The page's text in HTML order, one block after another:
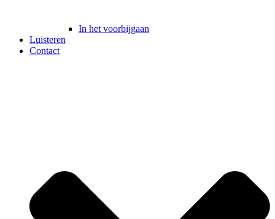
In het voorbijgaan
Luisteren
Contact